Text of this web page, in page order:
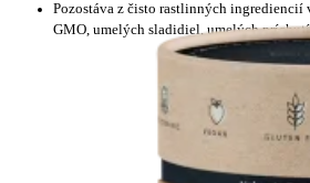
Pozostáva z čisto rastlinných ingrediencií
GMO, umelých sladidiel, umelých